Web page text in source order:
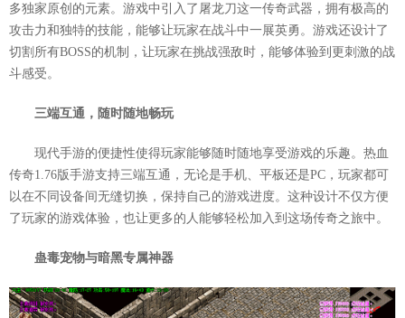
多独家原创的元素。游戏中引入了屠龙刀这一传奇武器，拥有极高的
攻击力和独特的技能，能够让玩家在战斗中一展英勇。游戏还设计了
切割所有BOSS的机制，让玩家在挑战强敌时，能够体验到更刺激的战
斗感受。
三端互通，随时随地畅玩
现代手游的便捷性使得玩家能够随时随地享受游戏的乐趣。热血
传奇1.76版手游支持三端互通，无论是手机、平板还是PC，玩家都可
以在不同设备间无缝切换，保持自己的游戏进度。这种设计不仅方便
了玩家的游戏体验，也让更多的人能够轻松加入到这场传奇之旅中。
蛊毒宠物与暗黑专属神器